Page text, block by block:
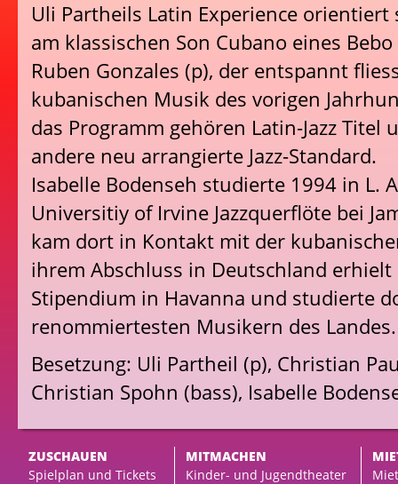
Uli Partheils Latin Experience orientiert
am klassischen Son Cubano eines
Ruben Gonzales (p), der entspannt
kubanischen Musik des vorigen
das Programm gehören Latin-Jazz Titel
andere neu arrangierte Jazz-Standard.
Isabelle Bodenseh studierte 1994 in L.
Universitiy of Irvine Jazzquerflöte bei
kam dort in Kontakt mit der
ihrem Abschluss in Deutschland erhielt
Stipendium in Havanna und studierte
renommiertesten Musikern des Landes.
Besetzung: Uli Partheil (p), Christian
Christian Spohn (bass), Isabelle
ZUSCHAUEN
Spielplan und Tickets
MITMACHEN
Kinder- und Jugendtheater